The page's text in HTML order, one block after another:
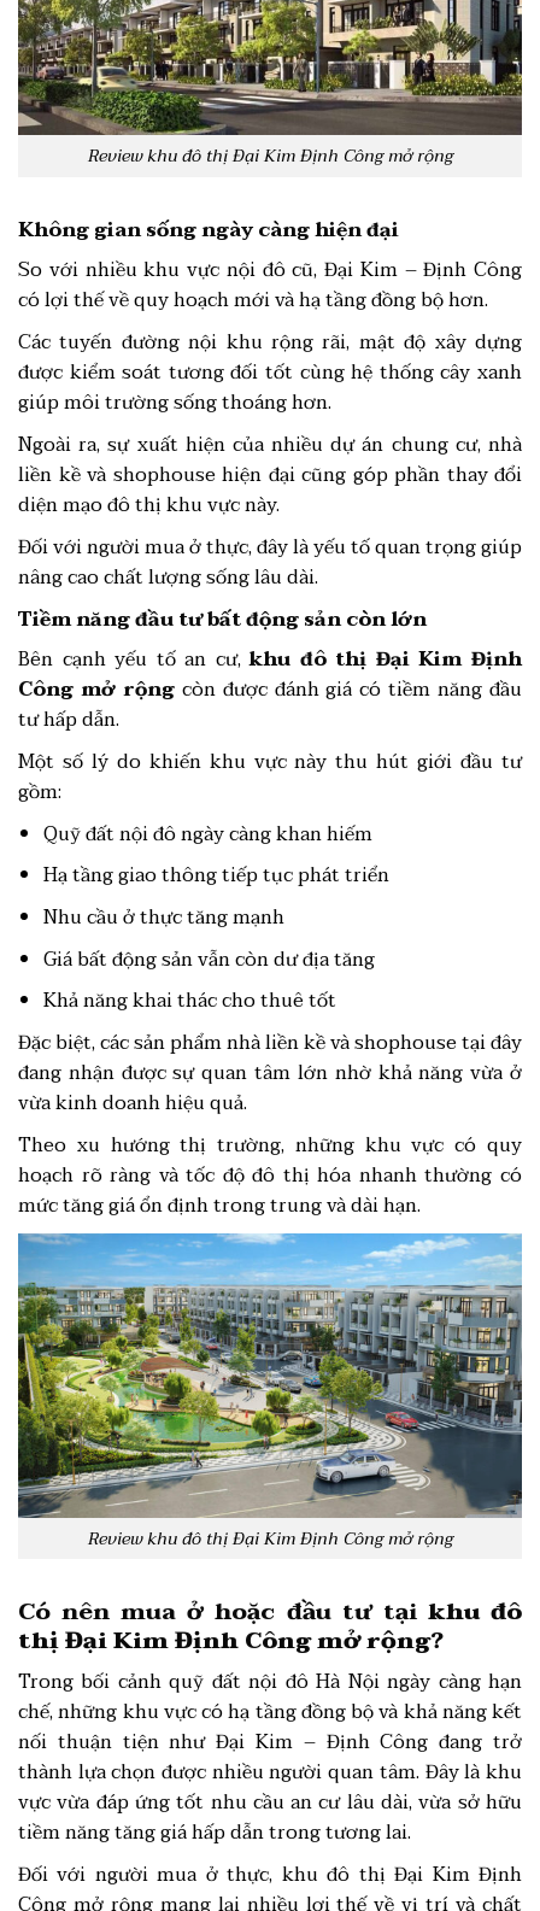
Review khu đô thị Đại Kim Định Công mở rộng
Không gian sống ngày càng hiện đại
So với nhiều khu vực nội đô cũ, Đại Kim – Định Công
có lợi thế về quy hoạch mới và hạ tầng đồng bộ hơn.
Các tuyến đường nội khu rộng rãi, mật độ xây dựng
được kiểm soát tương đối tốt cùng hệ thống cây xanh
giúp môi trường sống thoáng hơn.
Ngoài ra, sự xuất hiện của nhiều dự án chung cư, nhà
liền kề và shophouse hiện đại cũng góp phần thay đổi
diện mạo đô thị khu vực này.
Đối với người mua ở thực, đây là yếu tố quan trọng giúp
nâng cao chất lượng sống lâu dài.
Tiềm năng đầu tư bất động sản còn lớn
Bên cạnh yếu tố an cư,khu đô thị Đại Kim Định
Công mở rộngcòn được đánh giá có tiềm năng đầu
tư hấp dẫn.
Một số lý do khiến khu vực này thu hút giới đầu tư
gồm:
Quỹ đất nội đô ngày càng khan hiếm
Hạ tầng giao thông tiếp tục phát triển
Nhu cầu ở thực tăng mạnh
Giá bất động sản vẫn còn dư địa tăng
Khả năng khai thác cho thuê tốt
Đặc biệt, các sản phẩm nhà liền kề và shophouse tại đây
đang nhận được sự quan tâm lớn nhờ khả năng vừa ở
vừa kinh doanh hiệu quả.
Theo xu hướng thị trường, những khu vực có quy
hoạch rõ ràng và tốc độ đô thị hóa nhanh thường có
mức tăng giá ổn định trong trung và dài hạn.
Review khu đô thị Đại Kim Định Công mở rộng
Có nên mua ở hoặc đầu tư tại khu đô
thị Đại Kim Định Công mở rộng?
Trong bối cảnh quỹ đất nội đô Hà Nội ngày càng hạn
chế, những khu vực có hạ tầng đồng bộ và khả năng kết
nối thuận tiện như Đại Kim – Định Công đang trở
thành lựa chọn được nhiều người quan tâm. Đây là khu
vực vừa đáp ứng tốt nhu cầu an cư lâu dài, vừa sở hữu
tiềm năng tăng giá hấp dẫn trong tương lai.
Đối với người mua ở thực, khu đô thị Đại Kim Định